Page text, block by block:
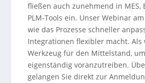
fließen auch zunehmend in MES,
PLM-Tools ein. Unser Webinar
wie das Prozesse schneller
Integrationen flexibler macht. Als
Werkzeug für den Mittelstand,
eigenständig voranzutreiben.
gelangen Sie direkt zur